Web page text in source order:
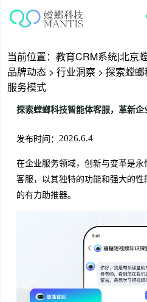
当前位置： 教育CRM系统|北京
品牌动态 > 行业洞察 > 探索螳
服务模式
探索螳螂科技智能体客服，革新企
发布时间： 2026.6.4
在企业服务领域，创新与变革是
客服，以其独特的功能和强大的
的有力助推器。